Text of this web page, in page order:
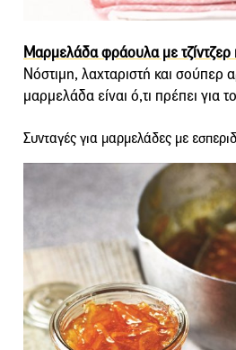
Μαρμελάδα φράουλα με τζίντζερ
Νόστιμη, λαχταριστή και σούπερ
μαρμελάδα είναι ό,τι πρέπει για
Συνταγές για μαρμελάδες με